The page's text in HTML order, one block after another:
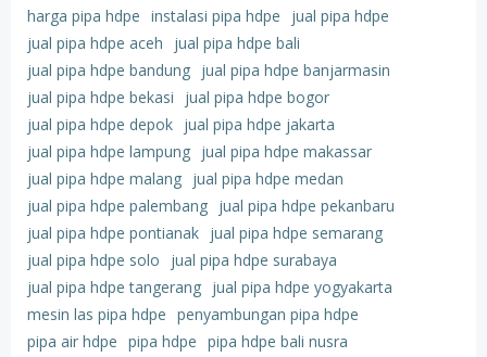
harga pipa hdpe instalasi pipa hdpe
jual pipa hdpe
jual pipa hdpe aceh
jual pipa hdpe bali
jual pipa hdpe bandung jual pipa hdpe banjarmasin
jual pipa hdpe bekasi
jual pipa hdpe bogor
jual pipa hdpe depok jual pipa hdpe jakarta
jual pipa hdpe lampung jual pipa hdpe makassar
jual pipa hdpe malang jual pipa hdpe medan
jual pipa hdpe palembang jual pipa hdpe pekanbaru
jual pipa hdpe pontianak jual pipa hdpe semarang
jual pipa hdpe solo
jual pipa hdpe surabaya
jual pipa hdpe tangerang jual pipa hdpe yogyakarta
mesin las pipa hdpe penyambungan pipa hdpe
pipa air hdpe pipa hdpe pipa hdpe bali nusra